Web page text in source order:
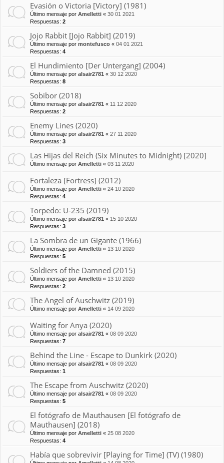
Evasión o Victoria [Victory] (1981)
Último mensaje por Amelletti « 30 01 2021
Respuestas: 2
Jojo Rabbit [Jojo Rabbit] (2019)
Último mensaje por montefusco « 04 01 2021
Respuestas: 4
El Hundimiento [Der Untergang] (2004)
Último mensaje por alsair2781 « 30 12 2020
Respuestas: 8
Sobibor (2018)
Último mensaje por alsair2781 « 11 12 2020
Respuestas: 2
Enemy Lines (2020)
Último mensaje por alsair2781 « 27 11 2020
Respuestas: 3
Las Hijas del Reich (Six Minutes to Midnight) [2020]
Último mensaje por Amelletti « 03 11 2020
Fortaleza [Fortress] (2012)
Último mensaje por Amelletti « 24 10 2020
Respuestas: 4
Torpedo: U-235 (2019)
Último mensaje por alsair2781 « 15 10 2020
Respuestas: 3
La Sombra de un Gigante (1966)
Último mensaje por Amelletti « 13 10 2020
Respuestas: 5
Soldiers of the Damned (2015)
Último mensaje por Amelletti « 13 10 2020
Respuestas: 2
The Angel of Auschwitz (2019)
Último mensaje por Amelletti « 14 09 2020
Waiting for Anya (2020)
Último mensaje por alsair2781 « 08 09 2020
Respuestas: 7
Behind the Line - Escape to Dunkirk (2020)
Último mensaje por alsair2781 « 08 09 2020
Respuestas: 1
The Escape from Auschwitz (2020)
Último mensaje por alsair2781 « 08 09 2020
Respuestas: 5
El fotógrafo de Mauthausen [El fotógrafo de
Mauthausen] (2018)
Último mensaje por Amelletti « 25 08 2020
Respuestas: 4
Había que sobrevivir [Playing for Time] (TV) (1980)